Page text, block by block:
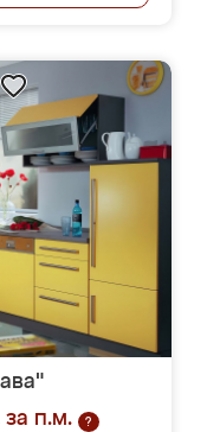
п.м.
?